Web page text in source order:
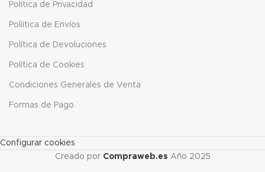
Política de Privacidad
Políitica de Envíos
Política de Devoluciones
Política de Cookies
Condiciones Generales de Venta
Formas de Pago
Configurar cookies
Creado por Compraweb.es Año 2025